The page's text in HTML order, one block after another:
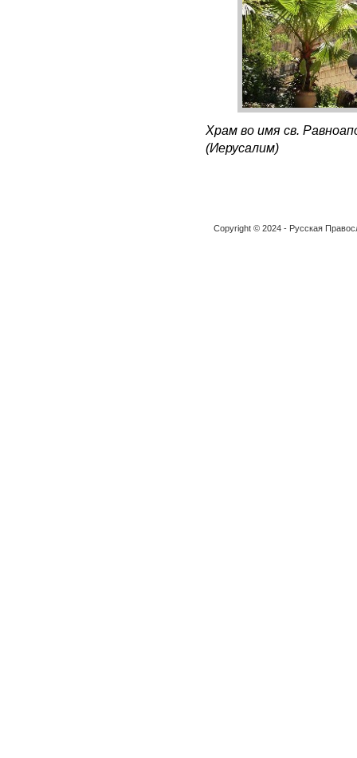
Храм во имя св.
(Иерусалим)
Copyright © 2024 - Русская